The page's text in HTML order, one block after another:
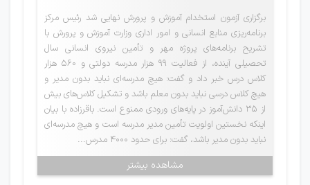
برگزاری آزمون استخدام آموزش و پرورش نهایی شد رئیس مرکز
برنامه‌ریزی منابع انسانی و امور اداری وزارت آموزش و پرورش با
تشریح برنامه‌های پروژه مهر و تأمین نیروی انسانی سال
تحصیلی آینده، از فعالیت ۹۹ هزار مدرسه دولتی و ۵۶۰ هزار
کلاس درس خبر داد و گفت: هیچ مدرسه‌ای نباید بدون مدیر و
هیچ کلاس درسی نباید بدون معلم باشد و تشکیل کلاس‌های بیش
از ۳۵ دانش‌آموز در پایه‌های ورودی ممنوع است. باقرزاده با بیان
اینکه نخستین اولویت تأمین مدیر مدرسه است و هیچ مدرسه‌ای
نباید بدون مدیر باشد، گفت: برای حدود ۴۰۰۰ مدرس...
مشاهده بیشتر